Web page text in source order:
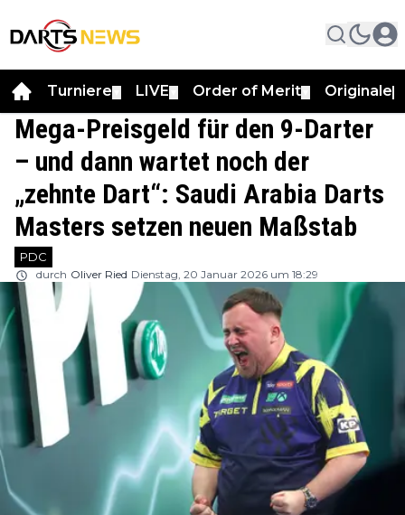
Turniere LIVE Order of Merit Originale
Mega-Preisgeld für den 9-Darter
– und dann wartet noch der
„zehnte Dart“: Saudi Arabia Darts
Masters setzen neuen Maßstab
PDC
durch Oliver Ried Dienstag, 20 Januar 2026 um 18:29